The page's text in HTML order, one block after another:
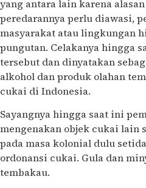
yang antara lain karena
peredarannya perlu diawasi,
masyarakat atau lingkungan
pungutan. Celakanya hingga
tersebut dan dinyatakan
alkohol dan produk olahan
cukai di Indonesia.
Sayangnya hingga saat ini
mengenakan objek cukai lain
pada masa kolonial dulu
ordonansi cukai. Gula dan
tembakau.